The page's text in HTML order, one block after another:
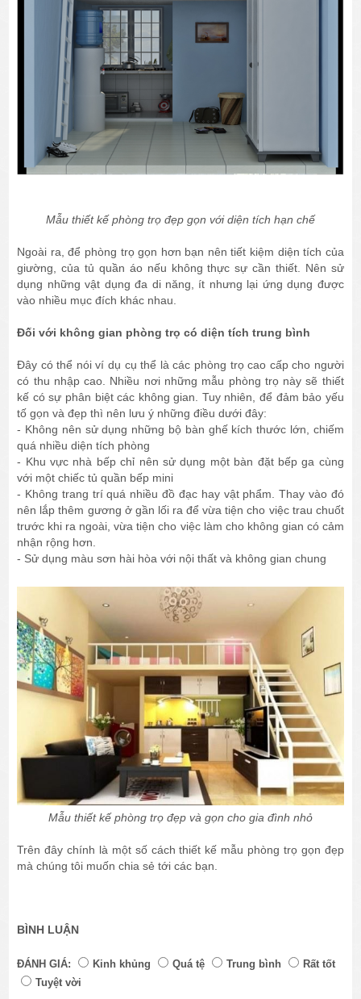
Mẫu thiết kế phòng trọ đẹp gọn với diện tích hạn chế
Ngoài ra, để phòng trọ gọn hơn bạn nên tiết kiệm diện tích của
giường, của tủ quần áo nếu không thực sự cần thiết. Nên sử
dụng những vật dụng đa di năng, ít nhưng lại ứng dụng được
vào nhiều mục đích khác nhau.
Đối với không gian phòng trọ có diện tích trung bình
Đây có thể nói ví dụ cụ thể là các phòng trọ cao cấp cho người
có thu nhập cao. Nhiều nơi những mẫu phòng trọ này sẽ thiết
kế có sự phân biệt các không gian. Tuy nhiên, để đảm bảo yếu
tố gọn và đẹp thì nên lưu ý những điều dưới đây:
- Không nên sử dụng những bộ bàn ghế kích thước lớn, chiếm
quá nhiều diện tích phòng
- Khu vực nhà bếp chỉ nên sử dụng một bàn đặt bếp ga cùng
với một chiếc tủ quần bếp mini
- Không trang trí quá nhiều đồ đạc hay vật phẩm. Thay vào đó
nên lắp thêm gương ở gần lối ra để vừa tiện cho việc trau chuốt
trước khi ra ngoài, vừa tiện cho việc làm cho không gian có cảm
nhận rộng hơn.
- Sử dụng màu sơn hài hòa với nội thất và không gian chung
Mẫu thiết kế phòng trọ đẹp và gọn cho gia đình nhỏ
Trên đây chính là một số cách thiết kế mẫu phòng trọ gọn đẹp
mà chúng tôi muốn chia sẻ tới các bạn.
BÌNH LUẬN
ĐÁNH GIÁ: Kinh khủng Quá tệ Trung bình
Rất tốt
Tuyệt vời